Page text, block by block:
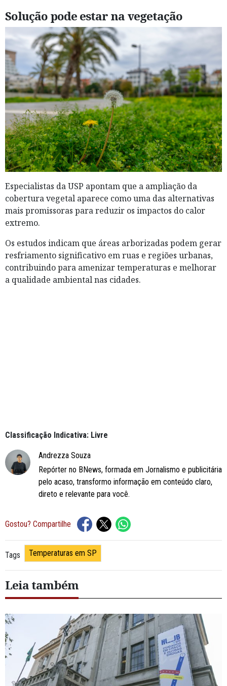
Solução pode estar na vegetação
Especialistas da USP apontam que a ampliação da
cobertura vegetal aparece como uma das alternativas
mais promissoras para reduzir os impactos do calor
extremo.
Os estudos indicam que áreas arborizadas podem gerar
resfriamento significativo em ruas e regiões urbanas,
contribuindo para amenizar temperaturas e melhorar
a qualidade ambiental nas cidades.
Classificação Indicativa: Livre
Andrezza Souza
Repórter no BNews, formada em Jornalismo e publicitária
pelo acaso, transformo informação em conteúdo claro,
direto e relevante para você.
Gostou? Compartilhe
Tags Temperaturas em SP
Leia também